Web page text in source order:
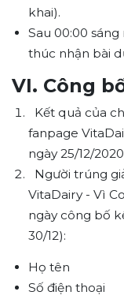
khai).
Sau 00:00
thúc nhận bài
VI. Công
Kết quả của
fanpage
ngày 25/12/
Người trúng
VitaDairy - Vì
ngày công bố
30/12):
Họ tên
Số điện thoại